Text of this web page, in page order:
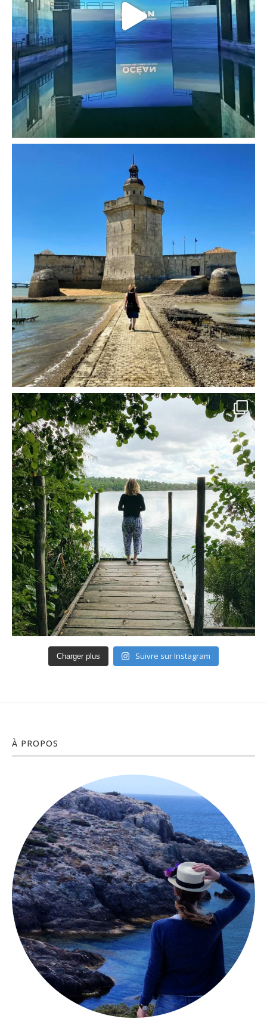
Charger plus Suivre sur Instagram
À PROPOS